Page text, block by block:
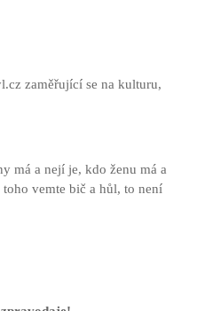
zaměřující se na kulturu,
má a nejí je, kdo ženu má a
vemte bič a hůl, to není